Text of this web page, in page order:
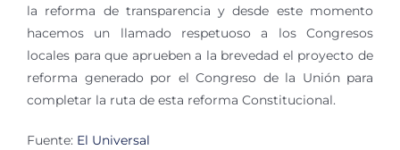
la reforma de transparencia y desde este momento
hacemos un llamado respetuoso a los Congresos
locales para que aprueben a la brevedad el proyecto de
reforma generado por el Congreso de la Unión para
completar la ruta de esta reforma Constitucional.
Fuente: El Universal